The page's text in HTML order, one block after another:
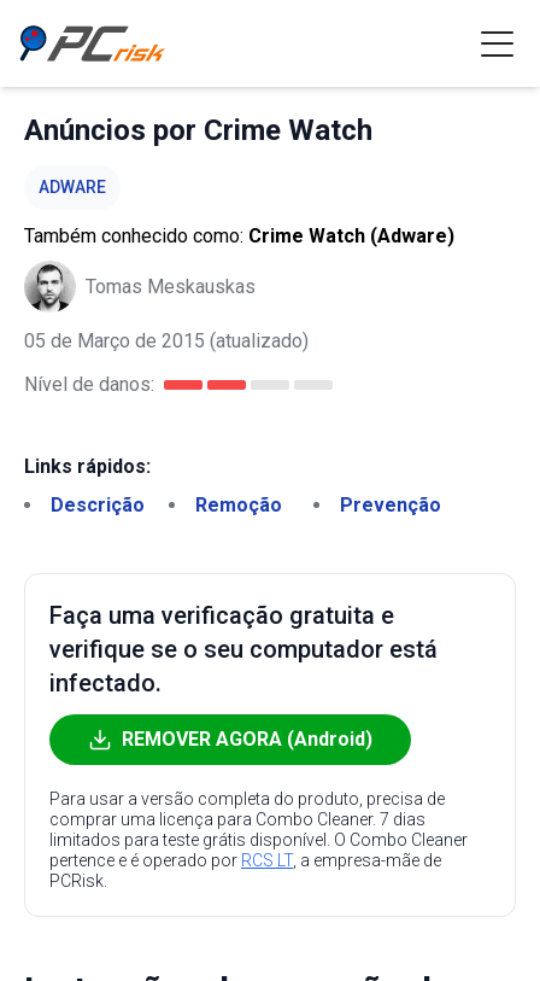
Anúncios por Crime Watch
ADWARE
Também conhecido como: Crime Watch (Adware)
Tomas Meskauskas
05 de Março de 2015 (atualizado)
Nível de danos:
Links rápidos:
Descrição
Remoção Prevenção
Faça uma verificação gratuita e
verifique se o seu computador está
infectado.
REMOVER AGORA (Android)
Para usar a versão completa do produto, precisa de
comprar uma licença para Combo Cleaner. 7 dias
limitados para teste grátis disponível. O Combo Cleaner
pertence e é operado por RCS LT, a empresa-mãe de
PCRisk.